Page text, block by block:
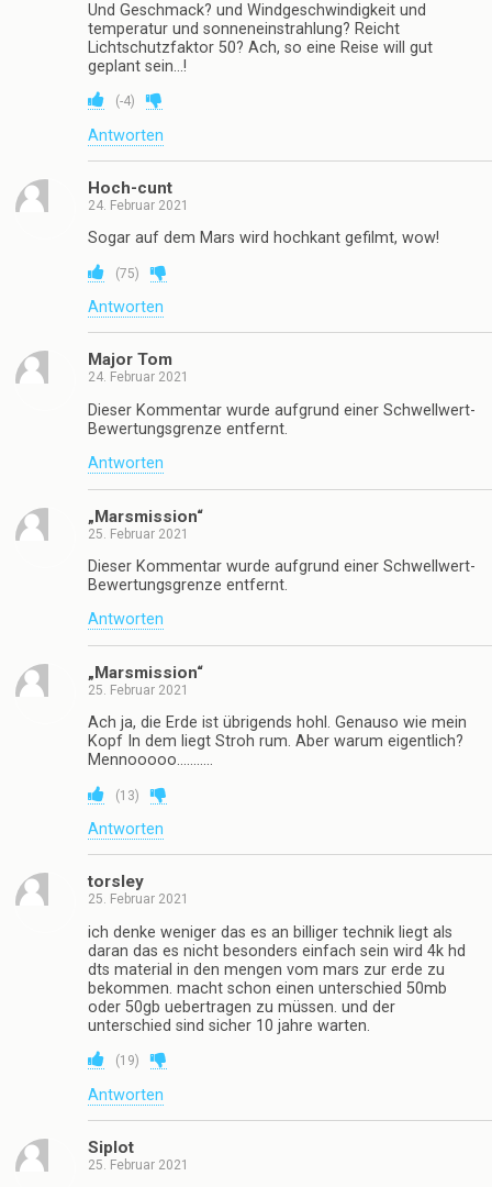
Und Geschmack? und Windgeschwindigkeit und
temperatur und sonneneinstrahlung? Reicht
Lichtschutzfaktor 50? Ach, so eine Reise will gut
geplant sein…!
(-4)
Antworten
Hoch-cunt
24. Februar 2021
Sogar auf dem Mars wird hochkant gefilmt, wow!
(75)
Antworten
Major Tom
24. Februar 2021
Dieser Kommentar wurde aufgrund einer Schwellwert-
Bewertungsgrenze entfernt.
Antworten
„Marsmission“
25. Februar 2021
Dieser Kommentar wurde aufgrund einer Schwellwert-
Bewertungsgrenze entfernt.
Antworten
„Marsmission“
25. Februar 2021
Ach ja, die Erde ist übrigends hohl. Genauso wie mein
Kopf In dem liegt Stroh rum. Aber warum eigentlich?
Mennooooo………..
(13)
Antworten
torsley
25. Februar 2021
ich denke weniger das es an billiger technik liegt als
daran das es nicht besonders einfach sein wird 4k hd
dts material in den mengen vom mars zur erde zu
bekommen. macht schon einen unterschied 50mb
oder 50gb uebertragen zu müssen. und der
unterschied sind sicher 10 jahre warten.
(19)
Antworten
Siplot
25. Februar 2021